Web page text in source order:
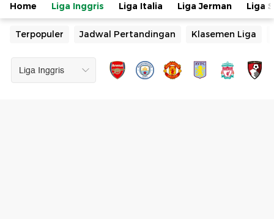
Home Liga Inggris Liga Italia Liga Jerman Liga
Terpopuler Jadwal Pertandingan Klasemen Liga